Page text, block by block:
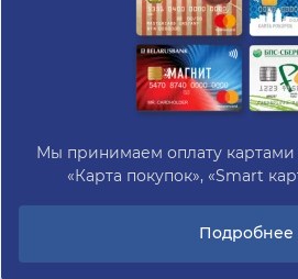
Мы принимаем оплату картами
«Карта покупок», «Smart
Подробнее